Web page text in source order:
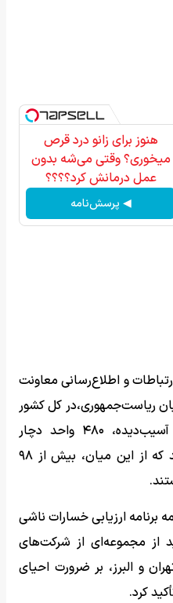
هنوز برای زانو درد قرص
میخوری؟ وقتی می‌شه بدون
عمل درمانش کرد؟؟؟؟
◀ پرسش‌نامه
و اطلاع‌رسانی معاونت
ریاست‌جمهوری،در کل کشور
از میان بیش از ۲۷۰۰ واحد آسیب‌دیده، ۴۸۰ واحد دچار
خسارات جدی و تخریب شده‌اند که از این میان، بیش از ۹۸
برنامه ارزیابی خسارات ناشی
از مجموعه‌ای از شرکت‌های
و البرز، بر ضرورت احیای
کرد.